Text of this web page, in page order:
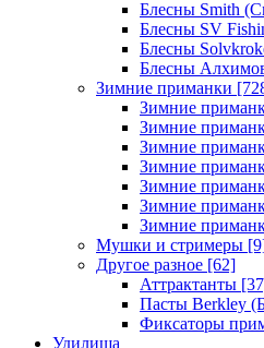
Блесны Smith
Блесны SV
Блесны
Блесны
Зимние приманки
Зимние
Зимние
Зимние
Зимние
Зимние
Зимние
Зимние
Мушки и стримеры
Другое разное [62]
Аттрактанты
Пасты Berkley
Фиксаторы
Удилища